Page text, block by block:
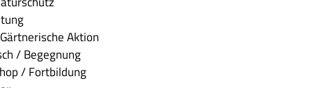
Aktion
/ Begegnung
/ Fortbildung